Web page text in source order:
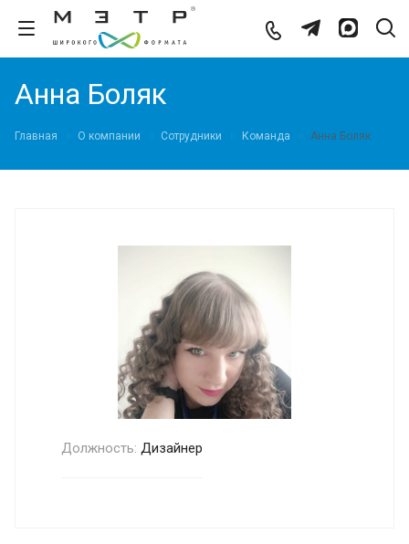
Анна Боляк
Главная О компании Сотрудники Команда Анна Боляк
Должность: Дизайнер